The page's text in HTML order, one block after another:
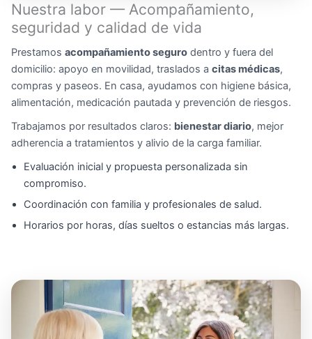
Nuestra labor — Acompañamiento,
seguridad y calidad de vida
Prestamos acompañamiento seguro dentro y fuera del
domicilio: apoyo en movilidad, traslados a citas médicas,
compras y paseos. En casa, ayudamos con higiene básica,
alimentación, medicación pautada y prevención de riesgos.
Trabajamos por resultados claros: bienestar diario, mejor
adherencia a tratamientos y alivio de la carga familiar.
Evaluación inicial y propuesta personalizada sin
compromiso.
Coordinación con familia y profesionales de salud.
Horarios por horas, días sueltos o estancias más largas.